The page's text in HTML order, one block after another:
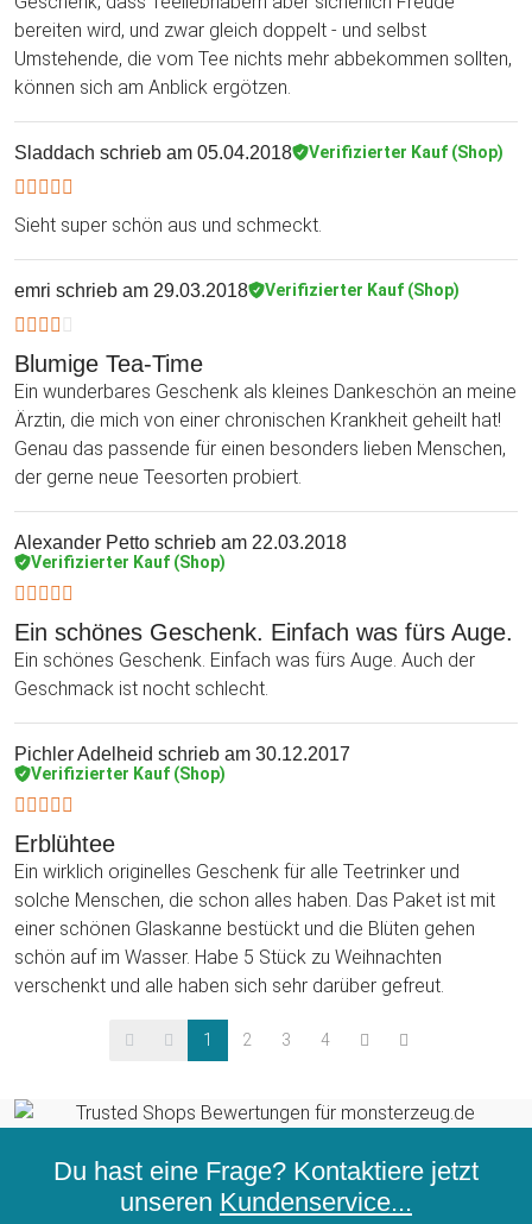
bereiten wird, und zwar gleich doppelt - und selbst
Umstehende, die vom Tee nichts mehr abbekommen sollten,
können sich am Anblick ergötzen.
Sladdach schrieb am 05.04.2018 Verifizierter Kauf (Shop)
Sieht super schön aus und schmeckt.
emri schrieb am 29.03.2018 Verifizierter Kauf (Shop)
Blumige Tea-Time
Ein wunderbares Geschenk als kleines Dankeschön an meine
Ärztin, die mich von einer chronischen Krankheit geheilt hat!
Genau das passende für einen besonders lieben Menschen,
der gerne neue Teesorten probiert.
Alexander Petto schrieb am 22.03.2018
Verifizierter Kauf (Shop)
Ein schönes Geschenk. Einfach was fürs Auge.
Ein schönes Geschenk. Einfach was fürs Auge. Auch der
Geschmack ist nocht schlecht.
Pichler Adelheid schrieb am 30.12.2017
Verifizierter Kauf (Shop)
Erblühtee
Ein wirklich originelles Geschenk für alle Teetrinker und
solche Menschen, die schon alles haben. Das Paket ist mit
einer schönen Glaskanne bestückt und die Blüten gehen
schön auf im Wasser. Habe 5 Stück zu Weihnachten
verschenkt und alle haben sich sehr darüber gefreut.
1 2 3 4
Du hast eine Frage? Kontaktiere jetzt
unseren Kundenservice...